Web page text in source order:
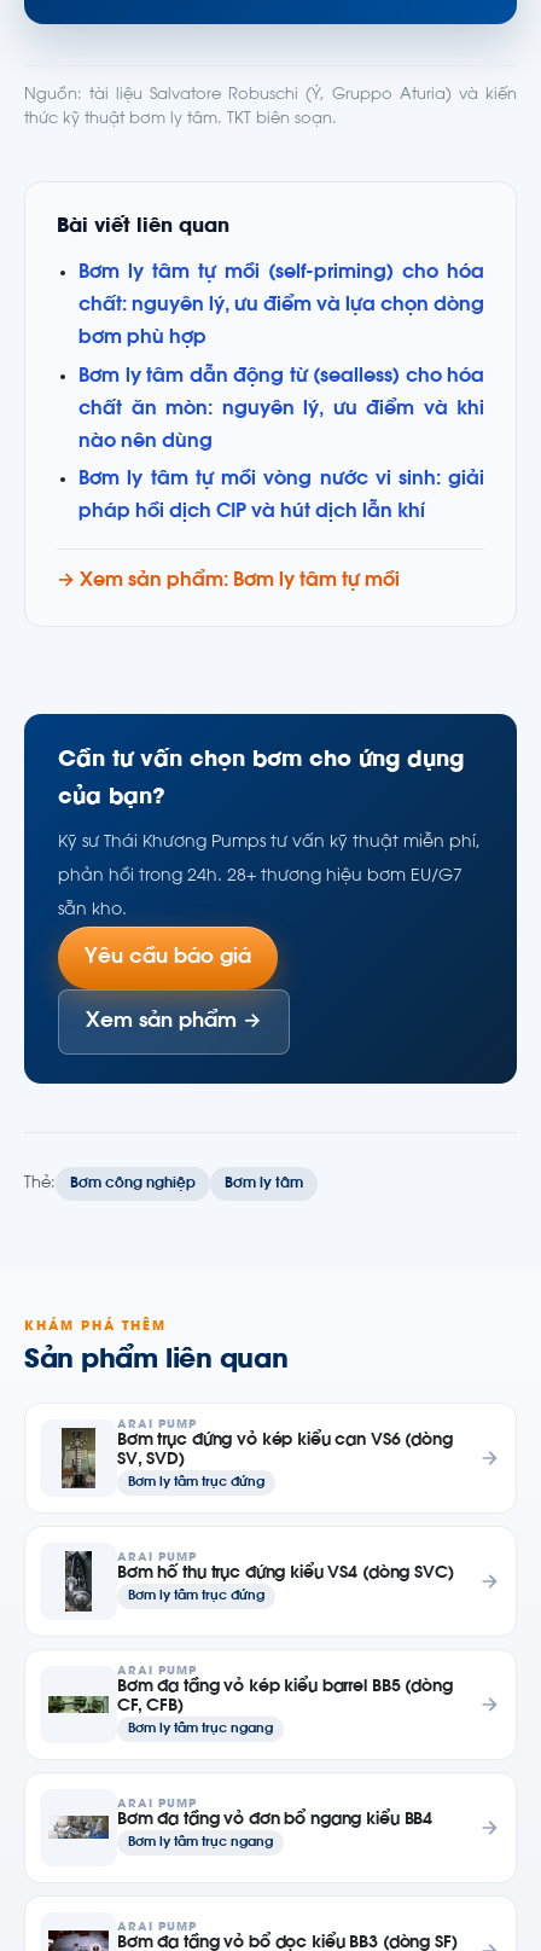
Nguồn: tài liệu Salvatore Robuschi (Ý, Gruppo Aturia) và kiến
thức kỹ thuật bơm ly tâm. TKT biên soạn.
Bài viết liên quan
Bơm ly tâm tự mồi (self-priming) cho hóa
chất: nguyên lý, ưu điểm và lựa chọn dòng
bơm phù hợp
Bơm ly tâm dẫn động từ (sealless) cho hóa
chất ăn mòn: nguyên lý, ưu điểm và khi
nào nên dùng
Bơm ly tâm tự mồi vòng nước vi sinh: giải
pháp hồi dịch CIP và hút dịch lẫn khí
→ Xem sản phẩm: Bơm ly tâm tự mồi
Cần tư vấn chọn bơm cho ứng dụng
của bạn?
Kỹ sư Thái Khương Pumps tư vấn kỹ thuật miễn phí,
phản hồi trong 24h. 28+ thương hiệu bơm EU/G7
sẵn kho.
Yêu cầu báo giá
Xem sản phẩm →
Thẻ: Bơm công nghiệp Bơm ly tâm
KHÁM PHÁ THÊM
Sản phẩm liên quan
ARAI PUMP
Bơm trục đứng vỏ kép kiểu can VS6 (dòng
SV, SVD)
Bơm ly tâm trục đứng
ARAI PUMP
Bơm hố thu trục đứng kiểu VS4 (dòng SVC)
Bơm ly tâm trục đứng
ARAI PUMP
Bơm đa tầng vỏ kép kiểu barrel BB5 (dòng
CF, CFB)
Bơm ly tâm trục ngang
ARAI PUMP
Bơm đa tầng vỏ đơn bổ ngang kiểu BB4
Bơm ly tâm trục ngang
ARAI PUMP
Bơm đa tầng vỏ bổ dọc kiểu BB3 (dòng SF)